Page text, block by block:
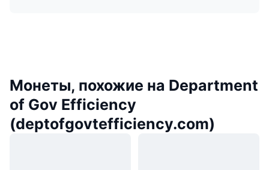
Монеты, похожие на Department
of Gov Efficiency
(deptofgovtefficiency.com)